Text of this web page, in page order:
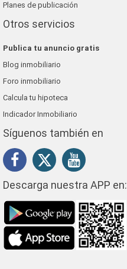
Planes de publicación
Otros servicios
Publica tu anuncio gratis
Blog inmobiliario
Foro inmobiliario
Calcula tu hipoteca
Indicador Inmobiliario
Síguenos también en
Descarga nuestra APP en: